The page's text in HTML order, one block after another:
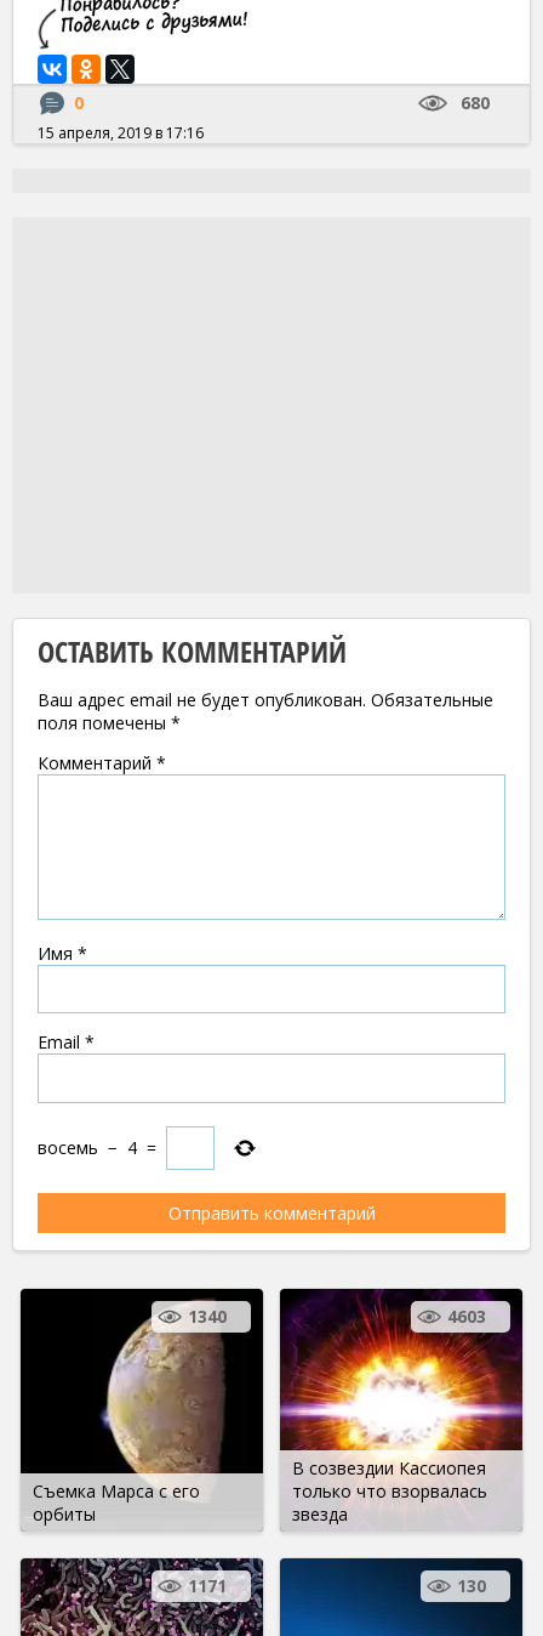
0 680
15 апреля, 2019 в 17:16
ОСТАВИТЬ КОММЕНТАРИЙ
Ваш адрес email не будет опубликован. Обязательные
поля помечены *
Комментарий *
Имя *
Email *
восемь − 4 =
Съемка Марса с его
орбиты
1340
В созвездии Кассиопея
только что взорвалась
звезда
4603
1171 130